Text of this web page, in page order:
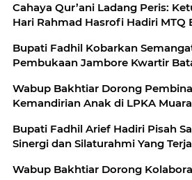
Cahaya Qur’ani Ladang Peris:
Hari Rahmad Hasrofi Hadiri MTQ
Bupati Fadhil Kobarkan
Pembukaan Jambore Kwartir
Wabup Bakhtiar Dorong
Kemandirian Anak di LPKA
Bupati Fadhil Arief Hadiri Pisah
Sinergi dan Silaturahmi Yang
Wabup Bakhtiar Dorong